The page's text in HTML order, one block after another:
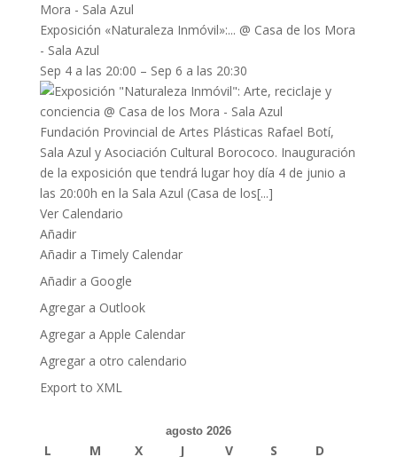
Mora - Sala Azul
Exposición «Naturaleza Inmóvil»:... @ Casa de los Mora
- Sala Azul
Sep 4 a las 20:00 – Sep 6 a las 20:30
Fundación Provincial de Artes Plásticas Rafael Botí,
Sala Azul y Asociación Cultural Borococo. Inauguración
de la exposición que tendrá lugar hoy día 4 de junio a
las 20:00h en la Sala Azul (Casa de los[...]
Ver Calendario
Añadir
Añadir a Timely Calendar
Añadir a Google
Agregar a Outlook
Agregar a Apple Calendar
Agregar a otro calendario
Export to XML
agosto 2026
L M X J V S D